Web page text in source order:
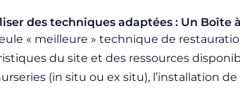
des techniques adaptées : Un Boîte
« meilleure » technique de
du site et des ressources
(in situ ou ex situ), l’installation